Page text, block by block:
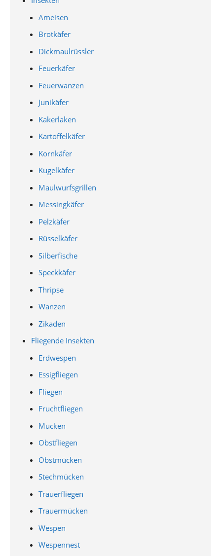
Ameisen
Brotkäfer
Dickmaulrüssler
Feuerkäfer
Feuerwanzen
Junikäfer
Kakerlaken
Kartoffelkäfer
Kornkäfer
Kugelkäfer
Maulwurfsgrillen
Messingkäfer
Pelzkäfer
Rüsselkäfer
Silberfische
Speckkäfer
Thripse
Wanzen
Zikaden
Fliegende Insekten
Erdwespen
Essigfliegen
Fliegen
Fruchtfliegen
Mücken
Obstfliegen
Obstmücken
Stechmücken
Trauerfliegen
Trauermücken
Wespen
Wespennest